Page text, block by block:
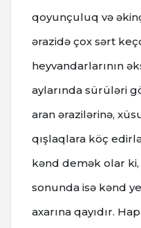
qoyunçuluq və
ərazidə çox sərt
heyvandarlarının
aylarında sürüləri
aran ərazilərinə,
qışlaqlara köç
kənd demək olar ki,
sonunda isə kənd
axarına qayıdır.